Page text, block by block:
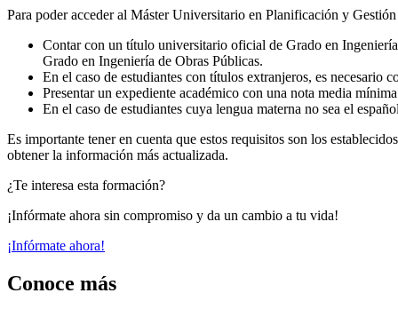
Para poder acceder al Máster Universitario en Planificación y
Contar con un título universitario oficial de Grado en
Grado en Ingeniería de Obras Públicas.
En el caso de estudiantes con títulos extranjeros, es
Presentar un expediente académico con una nota media
En el caso de estudiantes cuya lengua materna no sea el
Es importante tener en cuenta que estos requisitos son los
obtener la información más actualizada.
¿Te interesa esta formación?
¡Infórmate ahora sin compromiso y da un cambio a tu vida!
¡Infórmate ahora!
Conoce más